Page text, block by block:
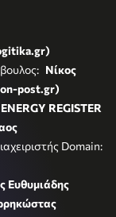
Νίκος
post.gr)
ENERGY REGISTER
Domain:
Ευθυμιάδης